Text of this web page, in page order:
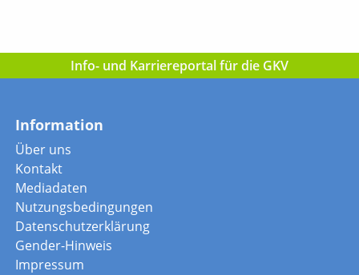
Info- und Karriereportal für die GKV
Information
Über uns
Kontakt
Mediadaten
Nutzungsbedingungen
Datenschutzerklärung
Gender-Hinweis
Impressum